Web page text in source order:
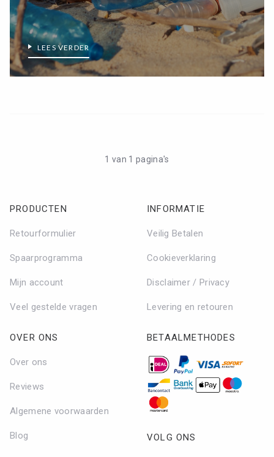
CONTACT
0
WINKELMAND
MIJN ACCOUNT
LEES VERDER
1 van 1 pagina's
PRODUCTEN
Retourformulier
Spaarprogramma
Mijn account
Veel gestelde vragen
INFORMATIE
Veilig Betalen
Cookieverklaring
Disclaimer / Privacy
Levering en retouren
OVER ONS
Over ons
Reviews
Algemene voorwaarden
Blog
BETAALMETHODES
VOLG ONS